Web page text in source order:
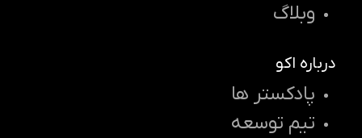
وبلاگ
درباره اکو
پادکستر ها
تیم توسعه